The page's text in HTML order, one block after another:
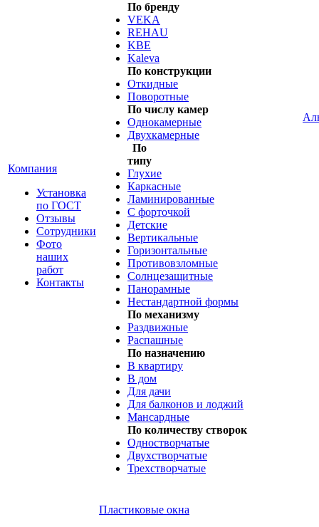
Компания
Установка
по ГОСТ
Отзывы
Сотрудники
Фото
наших
работ
Контакты
По бренду
VEKA
REHAU
KBE
Kaleva
По конструкции
Откидные
Поворотные
По числу камер
Однокамерные
Двухкамерные
По
типу
Глухие
Каркасные
Ламинированные
С форточкой
Детские
Вертикальные
Горизонтальные
Противовзломные
Солнцезащитные
Панорамные
Нестандартной формы
По механизму
Раздвижные
Распашные
По назначению
В квартиру
В дом
Для дачи
Для балконов и лоджий
Мансардные
По количеству створок
Одностворчатые
Двухстворчатые
Трехстворчатые
Пластиковые окна